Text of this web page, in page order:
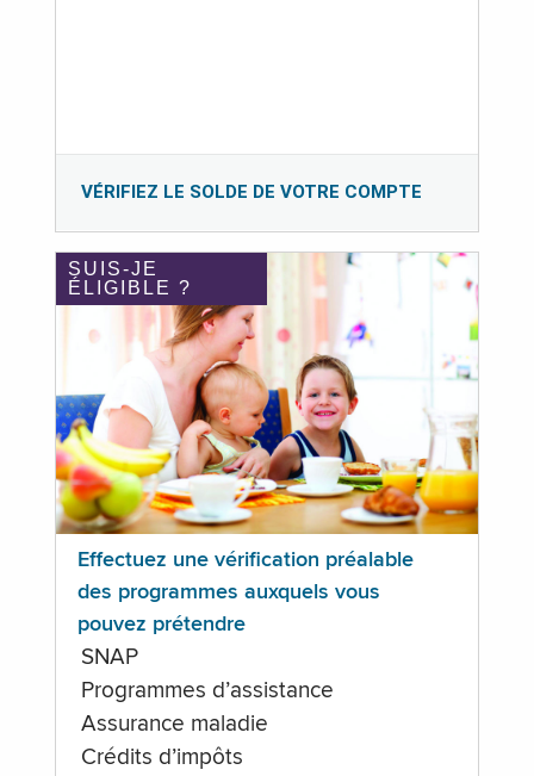
VÉRIFIEZ LE SOLDE DE VOTRE COMPTE
SUIS-JE
ÉLIGIBLE ?
Effectuez une vérification préalable
des programmes auxquels vous
pouvez prétendre
SNAP
Programmes d’assistance
Assurance maladie
Crédits d’impôts